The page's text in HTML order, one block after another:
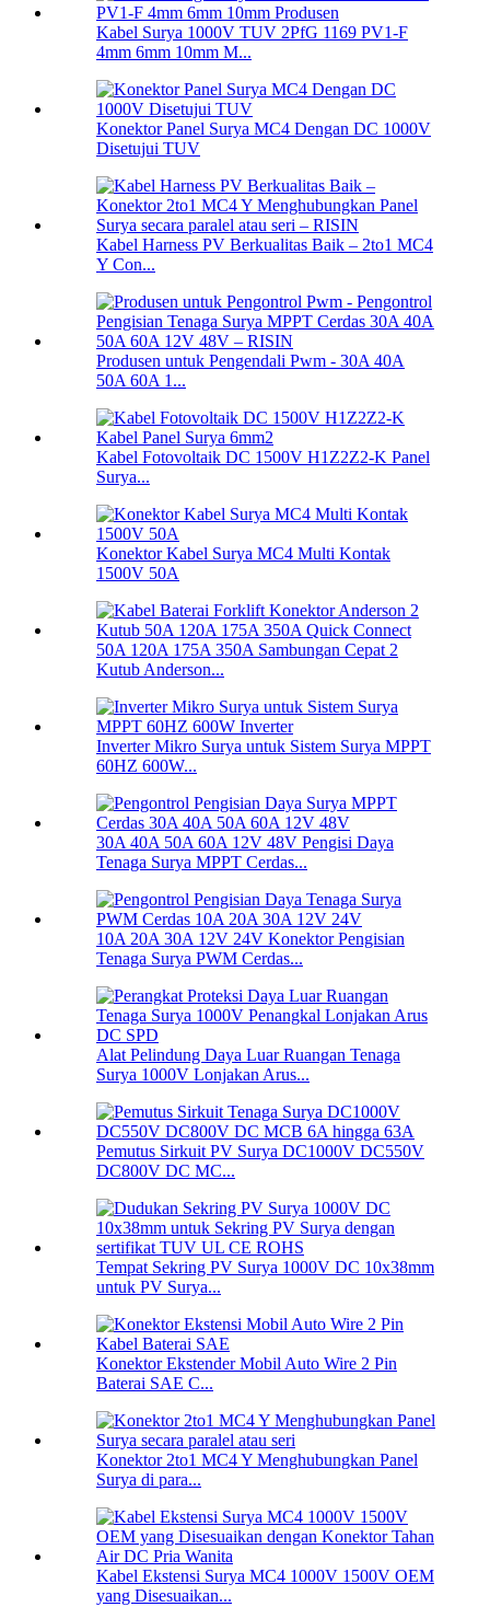
Kabel Surya 1000V TUV 2PfG 1169 PV1-F
4mm 6mm 10mm M...
Konektor Panel Surya MC4 Dengan DC 1000V
Disetujui TUV
Kabel Harness PV Berkualitas Baik – 2to1 MC4
Y Con...
Produsen untuk Pengendali Pwm - 30A 40A
50A 60A 1...
Kabel Fotovoltaik DC 1500V H1Z2Z2-K Panel
Surya...
Konektor Kabel Surya MC4 Multi Kontak
1500V 50A
50A 120A 175A 350A Sambungan Cepat 2
Kutub Anderson...
Inverter Mikro Surya untuk Sistem Surya MPPT
60HZ 600W...
30A 40A 50A 60A 12V 48V Pengisi Daya
Tenaga Surya MPPT Cerdas...
10A 20A 30A 12V 24V Konektor Pengisian
Tenaga Surya PWM Cerdas...
Alat Pelindung Daya Luar Ruangan Tenaga
Surya 1000V Lonjakan Arus...
Pemutus Sirkuit PV Surya DC1000V DC550V
DC800V DC MC...
Tempat Sekring PV Surya 1000V DC 10x38mm
untuk PV Surya...
Konektor Ekstender Mobil Auto Wire 2 Pin
Baterai SAE C...
Konektor 2to1 MC4 Y Menghubungkan Panel
Surya di para...
Kabel Ekstensi Surya MC4 1000V 1500V OEM
yang Disesuaikan...